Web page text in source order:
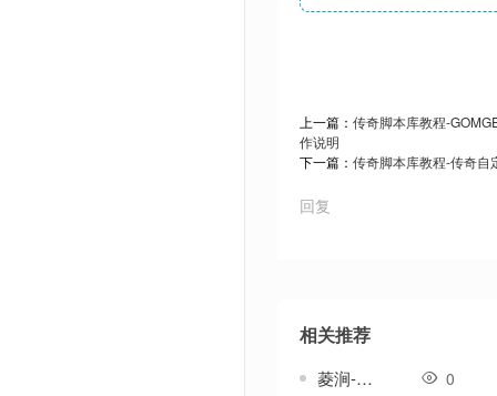
上一篇： 传奇脚本库教程-
作说明
下一篇： 传奇脚本库教程-传奇自
回复
相关推荐
菱涧-传奇武器素材 0